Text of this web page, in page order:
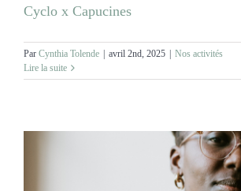
Cyclo x Capucines
Par Cynthia Tolende | avril 2nd, 2025 | Nos activités
Lire la suite